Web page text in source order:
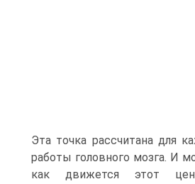
Эта точка рассчитана для
работы головного мозга. И
как движется этот